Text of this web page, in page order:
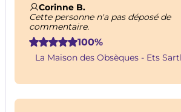
et de respect. Forts de notre
notre dévouement, nous vous
accompagnement professionnel et
respectueux. Texte à adapter en
l’histoire de l’agence ou des
vous limitez pas sur la quantité de
Corinne B.
Cette personne n'a pas déposé de
commentaire.
100%
La Maison des Obsèques - Ets